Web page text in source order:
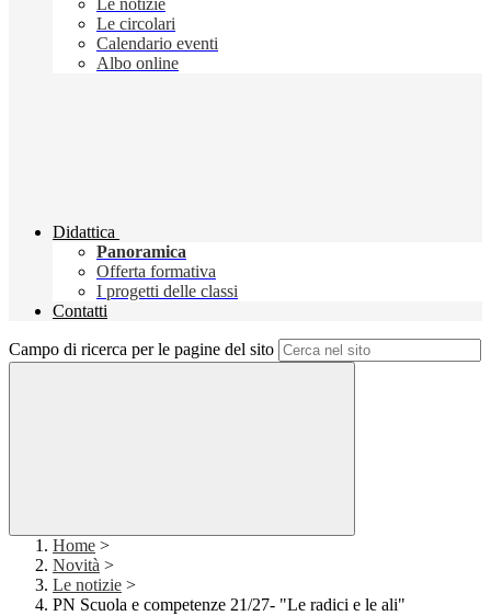
Le notizie
Le circolari
Calendario eventi
Albo online
Didattica
Panoramica
Offerta formativa
I progetti delle classi
Contatti
Campo di ricerca per le pagine del sito
Home >
Novità >
Le notizie >
PN Scuola e competenze 21/27- "Le radici e le ali"